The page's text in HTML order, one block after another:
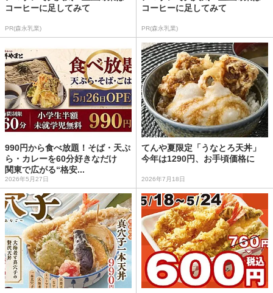
コーヒーに足してみて
PR(森永乳業)
コーヒーに足してみて
PR(森永乳業)
990円から食べ放題！そば・天ぷ
ら・カレーを60分好きなだけ
関東で広がる“格安...
2026年5月27日
てんや夏限定「うなとろ天丼」
今年は1290円、お手頃価格に
2026年7月18日